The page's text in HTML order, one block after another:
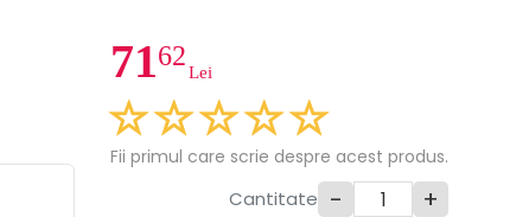
7162
Lei
Fii primul care scrie despre acest produs.
Cantitate - +